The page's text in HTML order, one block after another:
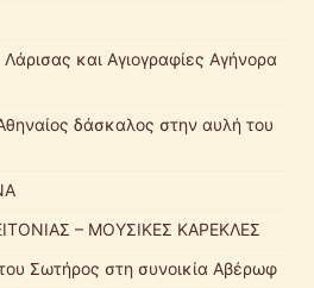
και Αγιογραφίες Αγήνορα
δάσκαλος στην αυλή του
– ΜΟΥΣΙΚΕΣ ΚΑΡΕΚΛΕΣ
Σωτήρος στη συνοικία Αβέρωφ